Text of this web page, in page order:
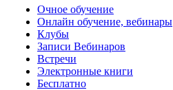
Очное обучение
Онлайн обучение, вебинары
Клубы
Записи Вебинаров
Встречи
Электронные книги
Бесплатно